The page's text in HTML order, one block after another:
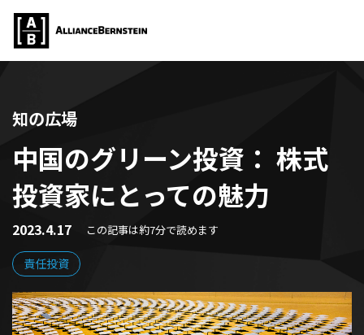
知の広場
中国のグリーン投資： 株式
投資家にとっての魅力
2023.4.17 この記事は約7分で読めます
責任投資